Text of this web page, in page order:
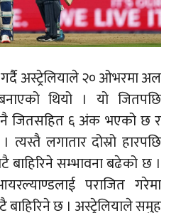
अस्ट्रेलियाले २० ओभरमा अल
थियो । यो जितपछि
जितसहित ६ अंक भएको छ र
लगातार दोस्रो हारपछि
बाहिरिने सम्भावना बढेको छ ।
पराजित गरेमा
बाहिरिने छ । अस्ट्रेलियाले समुह